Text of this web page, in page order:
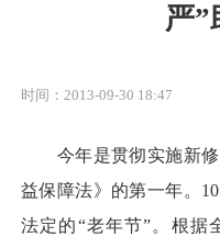
严”
时间：2013-09-30 18:47
今年是贯彻实施新修
益保障法》的第一年。
法定的“老年节”。根据